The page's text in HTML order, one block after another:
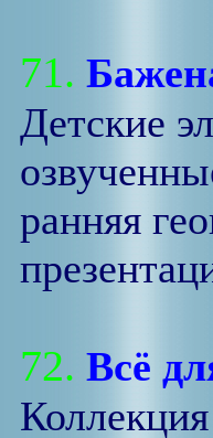
71.
Детские
ранняя
72. Всё